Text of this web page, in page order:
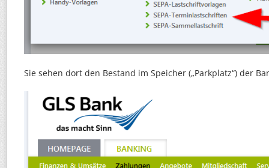
Sie sehen dort den Bestand im Speicher („Parkplatz“) der